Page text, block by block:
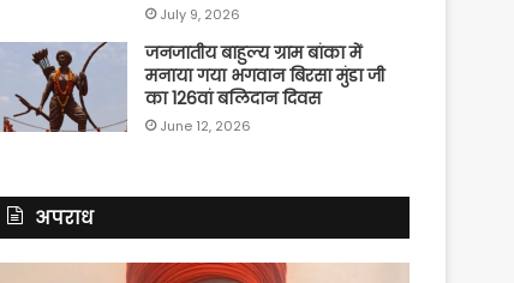
July 9, 2026
जनजातीय बाहुल्य ग्राम बांका में
मनाया गया भगवान बिरसा मुंडा जी
का 126वां बलिदान दिवस
June 12, 2026
अपराध